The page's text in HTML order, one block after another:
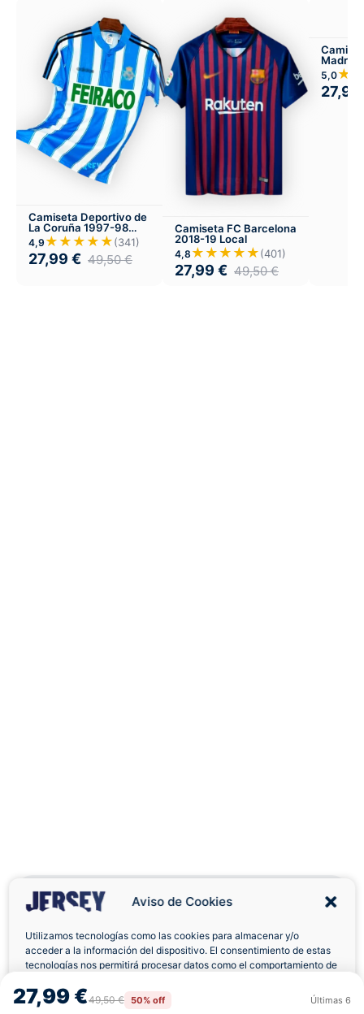
Aviso de Cookies
Utilizamos tecnologías como las cookies para almacenar y/o
acceder a la información del dispositivo. El consentimiento de estas
tecnologías nos permitirá procesar datos como el comportamiento de
retirar el consentimiento, puede afectar negativamente a ciertas
características y funciones.
Rechazar
27,99 €49,50 € 50% off Últimas 6
Camiseta Deportivo de
La Coruña 1997-98
Local
4,9 ★★★★★(341)
27,99 € 49,50€
Camiseta FC Barcelona
2018-19 Local
4,8 ★★★★★(401)
27,99 € 49,50€
Madrid
5,0
27,99
Envíos a Domicilio Devolución 7 Días